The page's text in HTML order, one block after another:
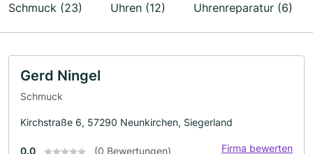
Schmuck (23) Uhren (12) Uhrenreparatur (6)
Gerd Ningel
Schmuck
Kirchstraße 6, 57290 Neunkirchen, Siegerland
0.0 (0 Bewertungen) Firma bewerten